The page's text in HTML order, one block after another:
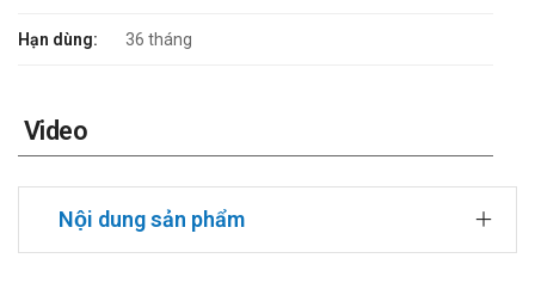
Hạn dùng: 36 tháng
Video
Nội dung sản phẩm